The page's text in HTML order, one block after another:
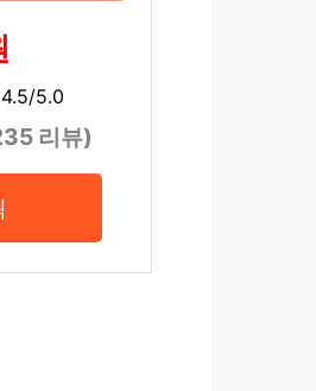
4.5/5.0
리뷰)